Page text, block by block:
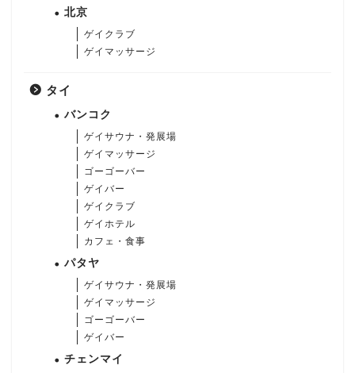
北京
ゲイクラブ
ゲイマッサージ
タイ
バンコク
ゲイサウナ・発展場
ゲイマッサージ
ゴーゴーバー
ゲイバー
ゲイクラブ
ゲイホテル
カフェ・食事
パタヤ
ゲイサウナ・発展場
ゲイマッサージ
ゴーゴーバー
ゲイバー
チェンマイ